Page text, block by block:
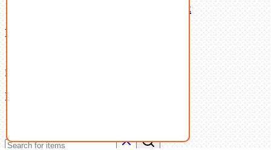
Латунный и бронзовый крепеж
Ваша корзина
В корзине нет товаров.
Поиск